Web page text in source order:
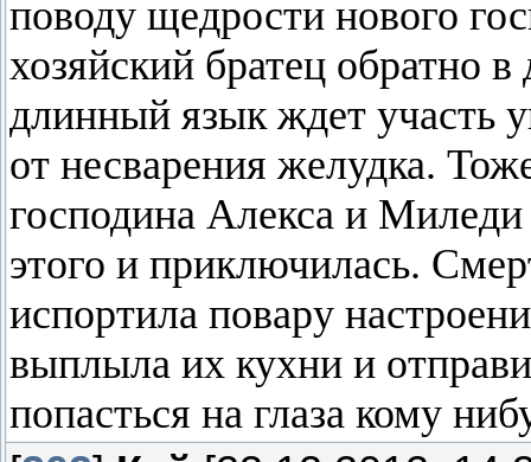
поводу щедрости нового
хозяйский братец обратно
длинный язык ждет участь
от несварения желудка.
господина Алекса и
этого и приключилась.
испортила повару
выплыла их кухни и
попасться на глаза кому